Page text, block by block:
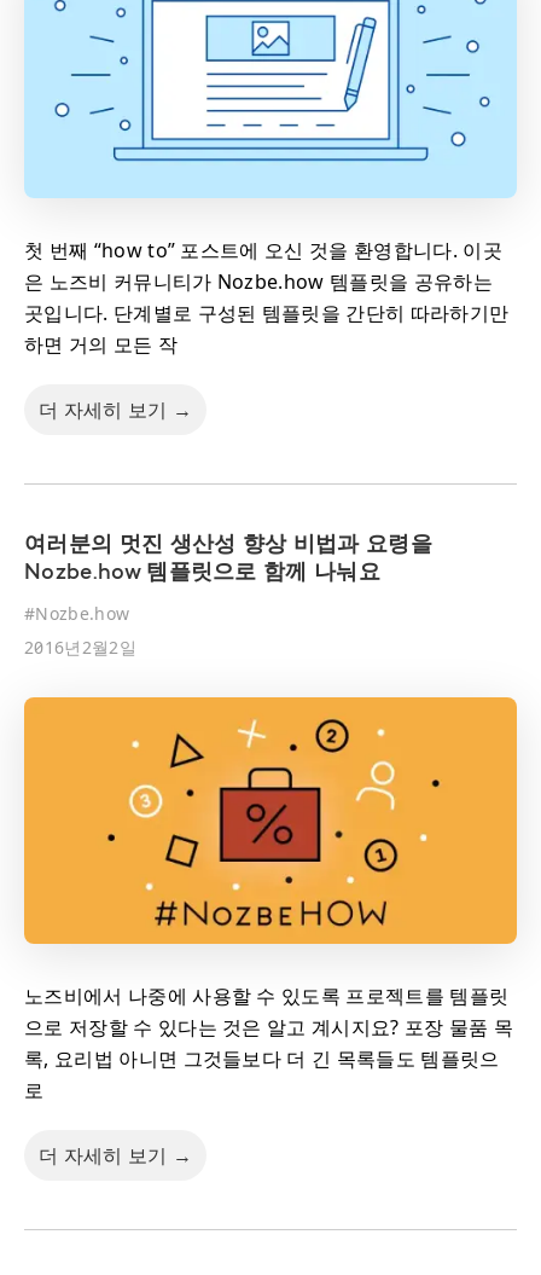
첫 번째 “how to” 포스트에 오신 것을 환영합니다. 이곳
은 노즈비 커뮤니티가 Nozbe.how 템플릿을 공유하는
곳입니다. 단계별로 구성된 템플릿을 간단히 따라하기만
하면 거의 모든 작
더 자세히 보기 →
여러분의 멋진 생산성 향상 비법과 요령을
Nozbe.how 템플릿으로 함께 나눠요
#Nozbe.how
2016년2월2일
노즈비에서 나중에 사용할 수 있도록 프로젝트를 템플릿
으로 저장할 수 있다는 것은 알고 계시지요? 포장 물품 목
록, 요리법 아니면 그것들보다 더 긴 목록들도 템플릿으
로
더 자세히 보기 →